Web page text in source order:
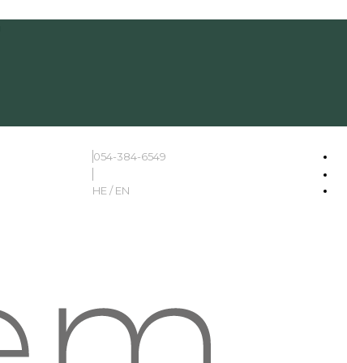
054-384-6549
HE / EN